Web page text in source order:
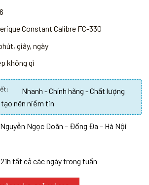
Constant Calibre FC-330
giây, ngày
không gỉ
Nhanh - Chính hãng - Chất lượng
tạo nên niềm tin
Ngọc Doãn – Đống Đa – Hà Nội
21h tất cả các ngày trong tuần